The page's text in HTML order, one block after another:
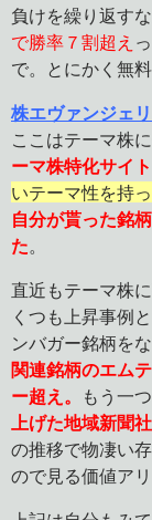
負けを繰り返す
で勝率７割超え
で。とにかく無
株エヴァンジェ
ここはテーマ株
ーマ株特化サイト
いテーマ性を持っ
自分が貰った銘
た。
直近もテーマ株
くつも上昇事例
ンバガー銘柄を
関連銘柄のエム
ー超え。
もう一
上げた地域新聞
の推移で物凄い
ので見る価値アリ